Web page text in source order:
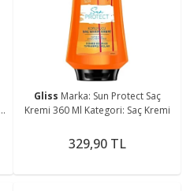
Gliss Marka: Sun Protect Saç
Kremi 360 Ml Kategori: Saç Kremi
329,90 TL